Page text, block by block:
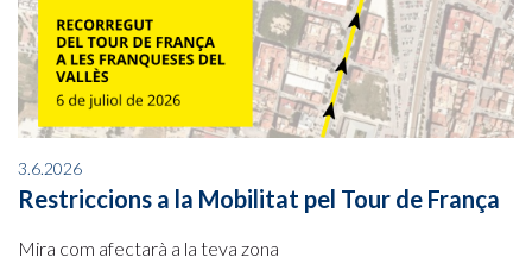
3.6.2026
Restriccions a la Mobilitat pel Tour de França
Mira com afectarà a la teva zona